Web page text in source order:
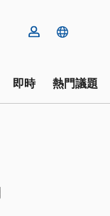
即時 熱門議題